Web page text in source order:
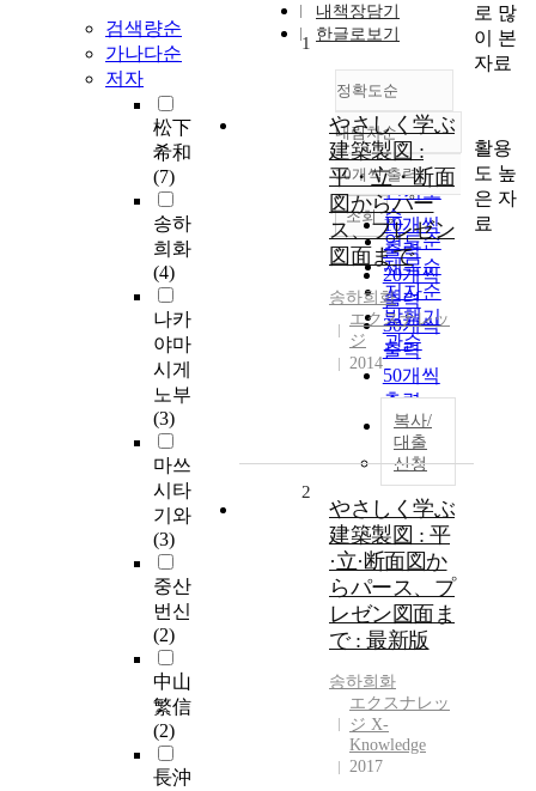
검색량순
가나다순
저자
松下
希和
(7)
송하
희화
(4)
나카
야마
시게
노부
(3)
마쓰
시타
기와
(3)
중산
번신
(2)
中山
繁信
(2)
長沖
내책장담기
한글로보기
정확도순
정확도
순
인기도
순
연도순
제목순
저자순
발행기
관순
내림차순
내림차순
10개씩 출력
10개씩
출력
20개씩
출력
30개씩
출력
50개씩
출력
100개씩
출력
조회
1
やさしく学ぶ
建築製図 :
平・立・断面
図からパー
ス、プレゼン
図面まで
송하희화
エクスナレッ
ジ
2014
복사/
대출
신청
2
やさしく学ぶ
建築製図 : 平
·立·断面図か
らパース、プ
レゼン図面ま
で : 最新版
송하희화
エクスナレッ
ジ X-
Knowledge
2017
로 많
이 본
자료
활용
도 높
은 자
료